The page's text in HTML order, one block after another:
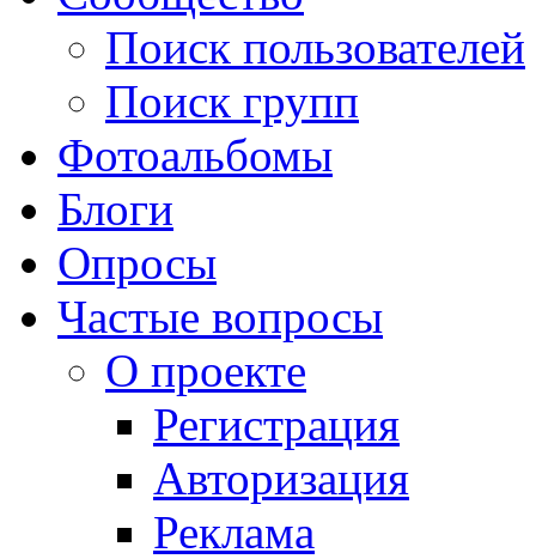
Поиск пользователей
Поиск групп
Фотоальбомы
Блоги
Опросы
Частые вопросы
О проекте
Регистрация
Авторизация
Реклама